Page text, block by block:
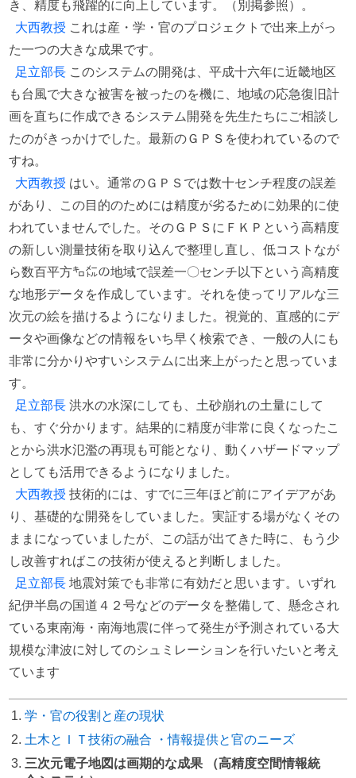
き、精度も飛躍的に向上しています。（別掲参照）。
大西教授 これは産・学・官のプロジェクトで出来上がっ
た一つの大きな成果です。
足立部長 このシステムの開発は、平成十六年に近畿地区
も台風で大きな被害を被ったのを機に、地域の応急復旧計
画を直ちに作成できるシステム開発を先生たちにご相談し
たのがきっかけでした。最新のＧＰＳを使われているので
すね。
大西教授 はい。通常のＧＰＳでは数十センチ程度の誤差
があり、この目的のためには精度が劣るために効果的に使
われていませんでした。そのＧＰＳにＦＫＰという高精度
の新しい測量技術を取り込んで整理し直し、低コストなが
ら数百平方㌔㍍の地域で誤差一〇センチ以下という高精度
な地形データを作成しています。それを使ってリアルな三
次元の絵を描けるようになりました。視覚的、直感的にデ
ータや画像などの情報をいち早く検索でき、一般の人にも
非常に分かりやすいシステムに出来上がったと思っていま
す。
足立部長 洪水の水深にしても、土砂崩れの土量にして
も、すぐ分かります。結果的に精度が非常に良くなったこ
とから洪水氾濫の再現も可能となり、動くハザードマップ
としても活用できるようになりました。
大西教授技術的には、すでに三年ほど前にアイデアがあ
り、基礎的な開発をしていました。実証する場がなくその
ままになっていましたが、この話が出てきた時に、もう少
し改善すればこの技術が使えると判断しました。
足立部長地震対策でも非常に有効だと思います。いずれ
紀伊半島の国道４２号などのデータを整備して、懸念され
ている東南海・南海地震に伴って発生が予測されている大
規模な津波に対してのシュミレーションを行いたいと考え
ています
学・官の役割と産の現状
土木とＩＴ技術の融合 ・情報提供と官のニーズ
三次元電子地図は画期的な成果 （高精度空間情報統